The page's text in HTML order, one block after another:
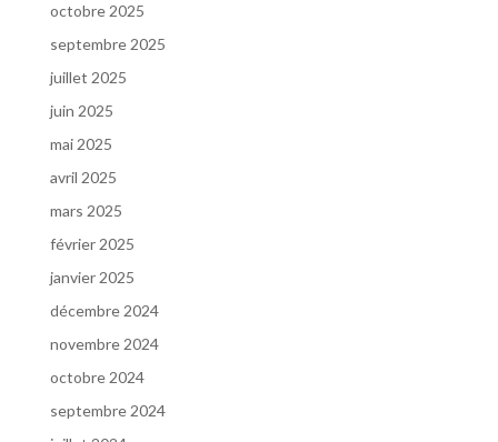
octobre 2025
septembre 2025
juillet 2025
juin 2025
mai 2025
avril 2025
mars 2025
février 2025
janvier 2025
décembre 2024
novembre 2024
octobre 2024
septembre 2024